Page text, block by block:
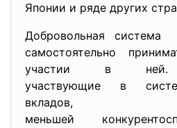
Японии и ряде других
Добровольная система
самостоятельно
участии в
участвующие в
вкладов,
меньшей